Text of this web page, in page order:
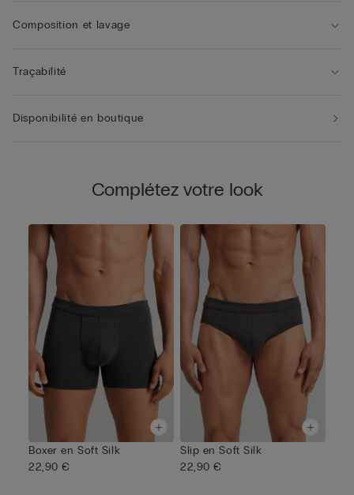
Composition et lavage
Traçabilité
Disponibilité en boutique
Complétez votre look
Boxer en Soft Silk
22,90 €
Slip en Soft Silk
22,90 €